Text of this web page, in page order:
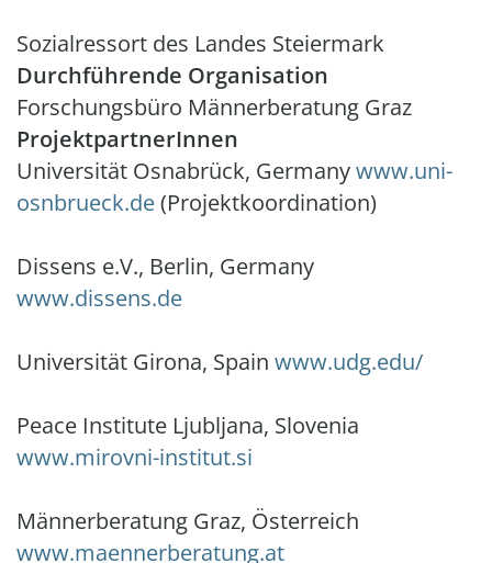
Sozialressort des Landes Steiermark
Durchführende Organisation
Forschungsbüro Männerberatung Graz
ProjektpartnerInnen
Universität Osnabrück, Germanywww.uni-
osnbrueck.de(Projektkoordination)
Dissens e.V., Berlin, Germany
www.dissens.de
Universität Girona, Spain www.udg.edu/
Peace Institute Ljubljana, Slovenia
www.mirovni-institut.si
Männerberatung Graz, Österreich
www.maennerberatung.at